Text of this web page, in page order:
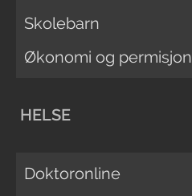
Skolebarn
Økonomi og permisjon
HELSE
Doktoronline